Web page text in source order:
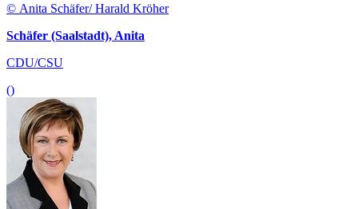
© Anita Schäfer/ Harald Kröher
Schäfer (Saalstadt), Anita
CDU/CSU
()